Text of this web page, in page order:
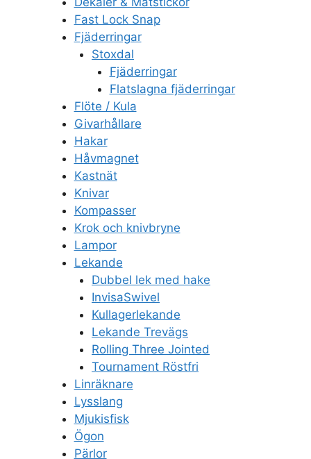
Fast Lock Snap
Fjäderringar
Stoxdal
Fjäderringar
Flatslagna fjäderringar
Flöte / Kula
Givarhållare
Hakar
Håvmagnet
Kastnät
Knivar
Kompasser
Krok och knivbryne
Lampor
Lekande
Dubbel lek med hake
InvisaSwivel
Kullagerlekande
Lekande Trevägs
Rolling Three Jointed
Tournament Röstfri
Linräknare
Lysslang
Mjukisfisk
Ögon
Pärlor